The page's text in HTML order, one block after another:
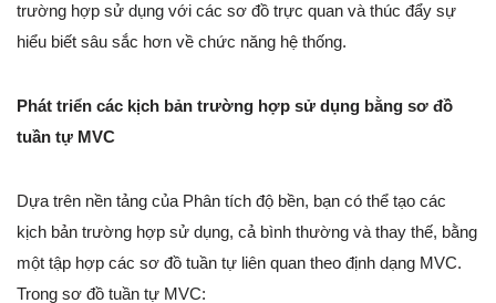
trường hợp sử dụng với các sơ đồ trực quan và thúc đẩy sự
hiểu biết sâu sắc hơn về chức năng hệ thống.
Phát triển các kịch bản trường hợp sử dụng bằng sơ đồ
tuần tự MVC
Dựa trên nền tảng của Phân tích độ bền, bạn có thể tạo các
kịch bản trường hợp sử dụng, cả bình thường và thay thế, bằng
một tập hợp các sơ đồ tuần tự liên quan theo định dạng MVC.
Trong sơ đồ tuần tự MVC: